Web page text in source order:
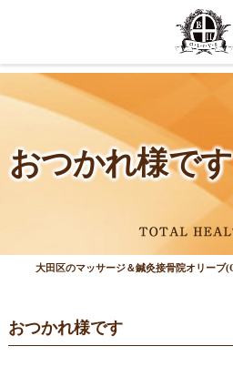
おつかれ様です
おつかれ様です